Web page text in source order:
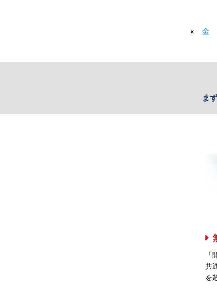
« 金
ま
共
を